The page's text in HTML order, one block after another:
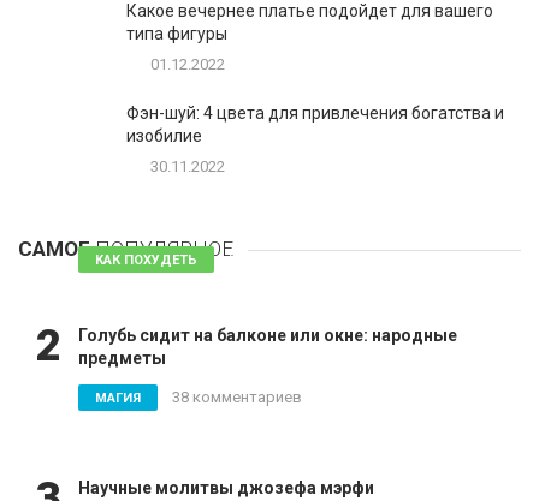
Какое вечернее платье подойдет для вашего
типа фигуры
01.12.2022
Фэн-шуй: 4 цвета для привлечения богатства и
изобилие
30.11.2022
САМОЕПОПУЛЯРНОЕ
КАК ПОХУДЕТЬ 81 комментарий
2
Голубь сидит на балконе или окне: народные
предметы
МАГИЯ 38 комментариев
Научные молитвы джозефа мэрфи